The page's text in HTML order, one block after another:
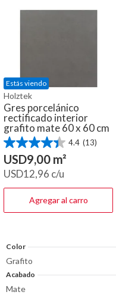
Estás viendo
Holztek
Gres porcelánico
rectificado interior
grafito mate 60 x 60 cm
4.4 (13)
4.4
de
5
estrellas.
13
reseñas
USD9,00 m²
USD12,96 c/u
Agregar al carro
Color
Grafito
Acabado
Mate